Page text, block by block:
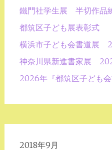
鐵門社学生展 半切作品
都筑区子ども展表彰式
横浜市子ども会書道展
神奈川県新進書家展
2026年『都筑区子ども会
2018年9月